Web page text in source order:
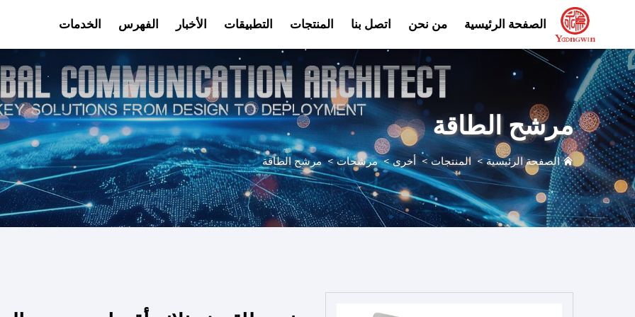
الصفحة الرئيسية من نحن اتصل بنا المنتجات التطبيقات
فيديو
الأخبار الفهرس الخدمات
مرشح الطاقة
الصفحة الرئيسية>المنتجات>أخرى>مرشحات>مرشح الطاقة